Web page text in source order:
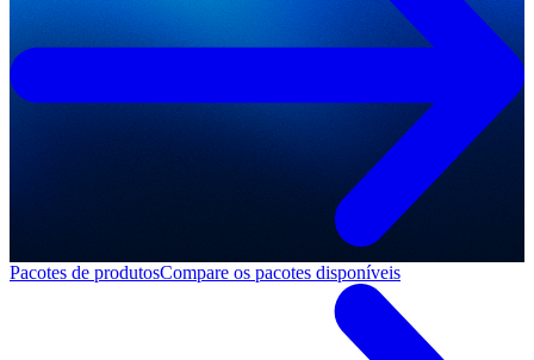
Pacotes de produtosCompare os pacotes disponíveis